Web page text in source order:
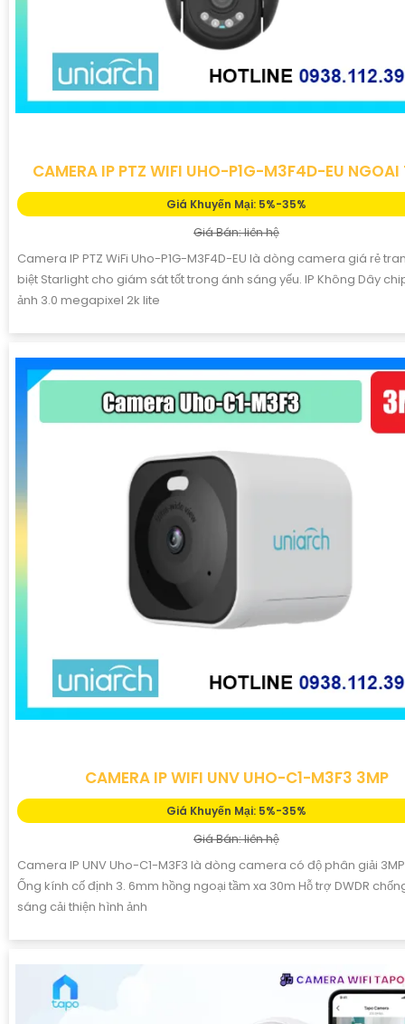
CAMERA IP PTZ WIFI UHO-P1G-M3F4D-EU NGOAI
Giá Khuyến Mại: 5%-35%
Giá Bán: liên hệ
Camera IP PTZ WiFi Uho-P1G-M3F4D-EU là dòng camera giá rẻ
biệt Starlight cho giám sát tốt trong ánh sáng yếu. IP Không Dây
ảnh 3.0 megapixel 2k lite
CAMERA IP WIFI UNV UHO-C1-M3F3 3MP
Giá Khuyến Mại: 5%-35%
Giá Bán: liên hệ
Camera IP UNV Uho-C1-M3F3 là dòng camera có độ phân giải
Ống kính cố định 3. 6mm hồng ngoại tầm xa 30m Hỗ trợ DWDR
sáng cải thiện hình ảnh